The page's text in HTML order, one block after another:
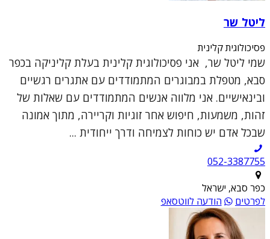
ליטל שר
פסיכולוגית קלינית
שמי ליטל שר, אני פסיכולוגית קלינית בעלת קליניקה בכפר
סבא, מטפלת במבוגרים המתמודדים עם אתגרים רגשיים
ובינאישיים. אני מלווה אנשים המתמודדים עם שאלות של
זהות, משמעות, חיפוש אחר זוגיות וקריירה, מתוך אמונה
שבכל אדם יש כוחות לצמיחה ודרך ייחודית ...
052-3387755
כפר סבא, ישראל
לפרטים
הודעה לווטסאפ